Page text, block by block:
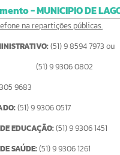
- MUNICIPIO DE
na repartições públicas.
(51) 9 8594 7973 ou
9306 0802
9683
(51) 9 9306 0517
EDUCAÇÃO:(51) 9 9306 1451
SAÚDE:(51) 9 9306 1261
Ocorreu um erro de script:
https://
05c9d720c20.js?v=9f8f035f:47
Verificar Mais Detalhes